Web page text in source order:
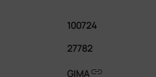
100724
27782
GIMAlink